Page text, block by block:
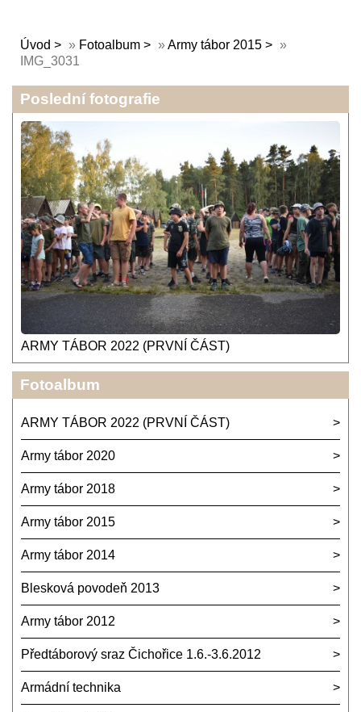
Úvod » Fotoalbum »Army tábor 2015
»
IMG_3031
Poslední fotografie
ARMY TÁBOR 2022 (PRVNÍ ČÁST)
Fotoalbum
ARMY TÁBOR 2022 (PRVNÍ ČÁST)
Army tábor 2020
Army tábor 2018
Army tábor 2015
Army tábor 2014
Blesková povodeň 2013
Army tábor 2012
Předtáborový sraz Čichořice 1.6.-3.6.2012
Armádní technika